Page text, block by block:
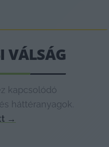
VÁLSÁG
kapcsolódó
háttéranyagok.
→